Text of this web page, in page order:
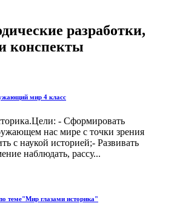
разработки,
конспекты
мир 4 класс
- Сформировать
нас мире с точки зрения
с наукой историей;- Развивать
наблюдать, рассу...
теме"Мир глазами историка"